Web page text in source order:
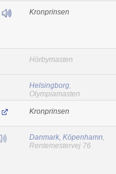
Kronprinsen
Hörbymasten
Helsingborg,
Olympiamasten
Kronprinsen
Danmark, Köpenhamn,
Rentemestervej 76